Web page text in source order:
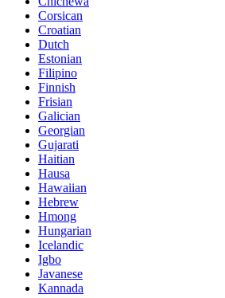
Corsican
Croatian
Dutch
Estonian
Filipino
Finnish
Frisian
Galician
Georgian
Gujarati
Haitian
Hausa
Hawaiian
Hebrew
Hmong
Hungarian
Icelandic
Igbo
Javanese
Kannada